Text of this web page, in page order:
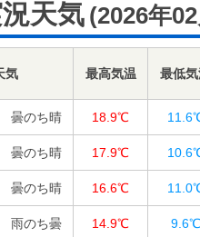
天気 (2026年
気 最高気温 最低
曇のち晴 18.9℃
曇のち晴 17.9℃
曇のち晴 16.6℃
雨のち曇 14.9℃ 9.6℃